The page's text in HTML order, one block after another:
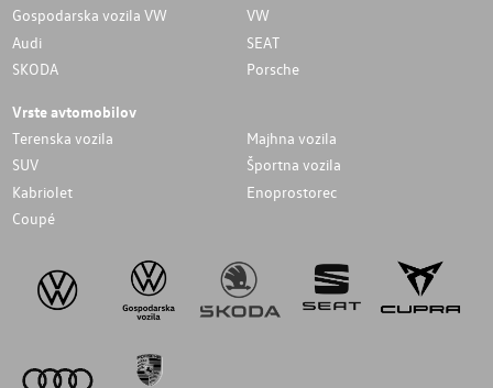
Gospodarska vozila VW
VW
Audi
SEAT
SKODA
Porsche
Vrste avtomobilov
Terenska vozila
Majhna vozila
SUV
Športna vozila
Kabriolet
Enoprostorec
Coupé